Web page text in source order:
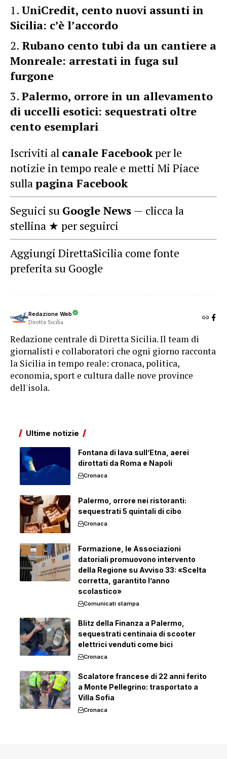
UniCredit, cento nuovi assunti in
Sicilia: c’è l’accordo
Rubano cento tubi da un cantiere a
Monreale: arrestati in fuga sul
furgone
Palermo, orrore in un allevamento
di uccelli esotici: sequestrati oltre
cento esemplari
Iscriviti al canale Facebookper le
notizie in tempo reale e metti Mi Piace
sullapagina Facebook
Seguici su Google News — clicca la
stellina ★ per seguirci
Aggiungi DirettaSicilia come fonte
preferita su Google
Redazione Web
Diretta Sicilia
Redazione centrale di Diretta Sicilia. Il team di
giornalisti e collaboratori che ogni giorno racconta
la Sicilia in tempo reale: cronaca, politica,
economia, sport e cultura dalle nove province
dell'isola.
Ultime notizie
Fontana di lava sull’Etna, aerei
dirottati da Roma e Napoli
Cronaca
Palermo, orrore nei ristoranti:
sequestrati 5 quintali di cibo
Cronaca
Formazione, le Associazioni
datoriali promuovono intervento
della Regione su Avviso 33: «Scelta
corretta, garantito l’anno
scolastico»
Comunicati stampa
Blitz della Finanza a Palermo,
sequestrati centinaia di scooter
elettrici venduti come bici
Cronaca
Scalatore francese di 22 anni ferito
a Monte Pellegrino: trasportato a
Villa Sofia
Cronaca